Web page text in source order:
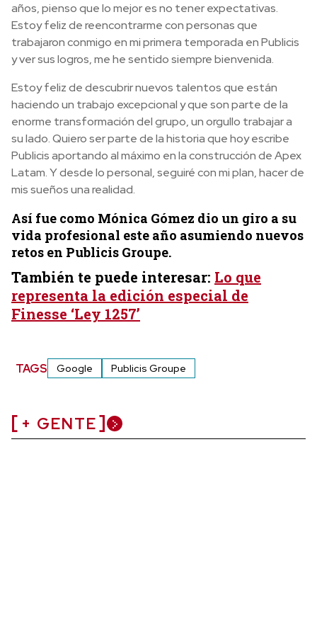
años, pienso que lo mejor es no tener expectativas.
Estoy feliz de reencontrarme con personas que
trabajaron conmigo en mi primera temporada en Publicis
y ver sus logros, me he sentido siempre bienvenida.
Estoy feliz de descubrir nuevos talentos que están
haciendo un trabajo excepcional y que son parte de la
enorme transformación del grupo, un orgullo trabajar a
su lado. Quiero ser parte de la historia que hoy escribe
Publicis aportando al máximo en la construcción de Apex
Latam. Y desde lo personal, seguiré con mi plan, hacer de
mis sueños una realidad.
Así fue como Mónica Gómez dio un giro a su
vida profesional este año asumiendo nuevos
retos en Publicis Groupe.
También te puede interesar: Lo que
representa la edición especial de
Finesse ‘Ley 1257’
TAGS Google Publicis Groupe
+ GENTE